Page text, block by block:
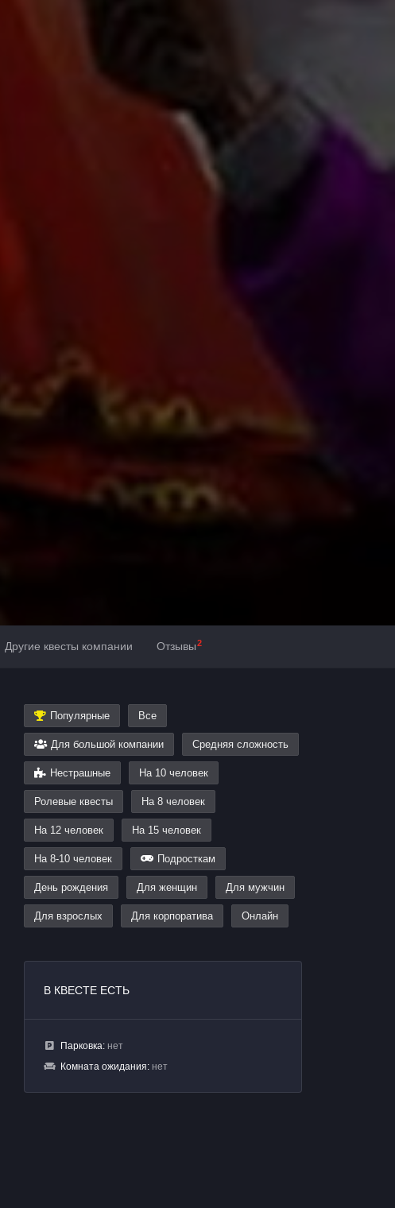
Другие квесты компании Отзывы2
Популярные Все
Для большой компании Средняя сложность
Нестрашные На 10 человек
Ролевые квесты На 8 человек
На 12 человек На 15 человек
На 8-10 человек Подросткам
День рождения Для женщин Для мужчин
Для взрослых Для корпоратива Онлайн
В КВЕСТЕ ЕСТЬ
Парковка: нет
Комната ожидания: нет